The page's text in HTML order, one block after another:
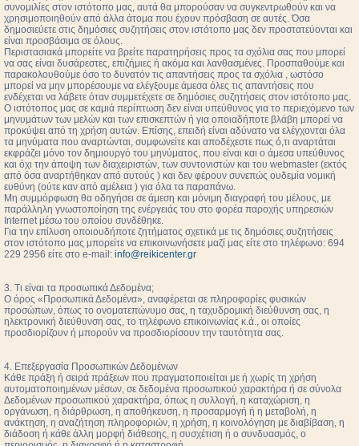
συνομιλίες στον ιστότοπο μας, αυτά θα μπορούσαν να συγκεντρωθούν και να
χρησιμοποιηθούν από άλλα άτομα που έχουν πρόσβαση σε αυτές. Όσα
δημοσιεύετε στις δημόσιες συζητήσεις στον ιστότοπο μας δεν προστατεύονται και
είναι προσβάσιμα σε όλους.
Περιστασιακά μπορείτε να βρείτε παρατηρήσεις προς τα σχόλια σας που μπορεί
να σας είναι δυσάρεστες, επιζήμιες ή ακόμα και λανθασμένες. Προσπαθούμε και
παρακολουθούμε όσο το δυνατόν τις απαντήσεις προς τα σχόλια , ωστόσο
μπορεί να μην μπορέσουμε να ελέγξουμε άμεσα όλες τις απαντήσεις που
ενδέχεται να λάβετε όταν συμμετέχετε σε δημόσιες συζητήσεις στον ιστότοπο μας.
Ο ιστότοπος μας σε καμιά περίπτωση δεν είναι υπεύθυνος για το περιεχόμενο των
μηνυμάτων των μελών και των επισκεπτών ή για οποιαδήποτε βλάβη μπορεί να
προκύψει από τη χρήση αυτών. Επίσης, επειδή είναι αδύνατο να ελέγχονται όλα
τα μηνύματα που αναρτώνται, συμφωνείτε και αποδέχεστε πως ό,τι αναρτάται
εκφράζει μόνο τον δημιουργό του μηνύματος, που είναι και ο άμεσα υπεύθυνος
και όχι την άποψη των διαχειριστών, των συντονιστών και του webmaster (εκτός
από όσα αναρτήθηκαν από αυτούς ) και δεν φέρουν συνεπώς ουδεμία νομική
ευθύνη (ούτε καν από αμέλεια ) για όλα τα παραπάνω.
Μη συμμόρφωση θα οδηγήσει σε άμεση και μόνιμη διαγραφή του μέλους, με
παράλληλη γνωστοποίηση της ενέργειάς του στο φορέα παροχής υπηρεσιών
Internet μέσω του οποίου συνδέθηκε.
Για την επίλυση οποιουδήποτε ζητήματος σχετικά με τις δημόσιες συζητήσεις
στον ιστότοπο μας μπορείτε να επικοινωνήσετε μαζί μας είτε στο τηλέφωνο: 694
229 2956 είτε στο e-mail: info@reikicenter.gr
3. Τι είναι τα προσωπικά Δεδομένα;
Ο όρος «Προσωπικά Δεδομένα», αναφέρεται σε πληροφορίες φυσικών
προσώπων, όπως το ονοματεπώνυμο σας, η ταχυδρομική διεύθυνση σας, η
ηλεκτρονική διεύθυνση σας, το τηλέφωνο επικοινωνίας κ.ά., οι οποίες
προσδιορίζουν ή μπορούν να προσδιορίσουν την ταυτότητα σας.
4. Επεξεργασία Προσωπικών Δεδομένων
Κάθε πράξη ή σειρά πράξεων που πραγματοποιείται με ή χωρίς τη χρήση
αυτοματοποιημένων μέσων, σε δεδομένα προσωπικού χαρακτήρα ή σε σύνολα
Δεδομένων προσωπικού χαρακτήρα, όπως η συλλογή, η καταχώριση, η
οργάνωση, η διάρθρωση, η αποθήκευση, η προσαρμογή ή η μεταβολή, η
ανάκτηση, η αναζήτηση πληροφοριών, η χρήση, η κοινολόγηση με διαβίβαση, η
διάδοση ή κάθε άλλη μορφή διάθεσης, η συσχέτιση ή ο συνδυασμός, ο